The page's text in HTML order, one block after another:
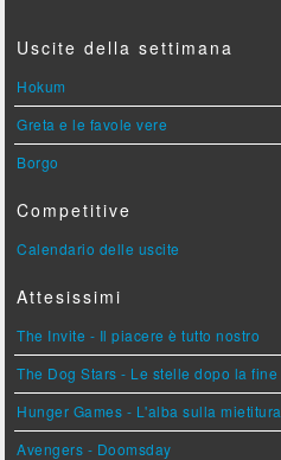
Uscite della settimana
Hokum
Greta e le favole vere
Borgo
Competitive
Calendario delle uscite
Attesissimi
The Invite - Il piacere è tutto nostro
The Dog Stars - Le stelle dopo la fine
Hunger Games - L'alba sulla mietitura
Avengers - Doomsday